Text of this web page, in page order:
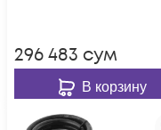
296 483 сум
В корзину